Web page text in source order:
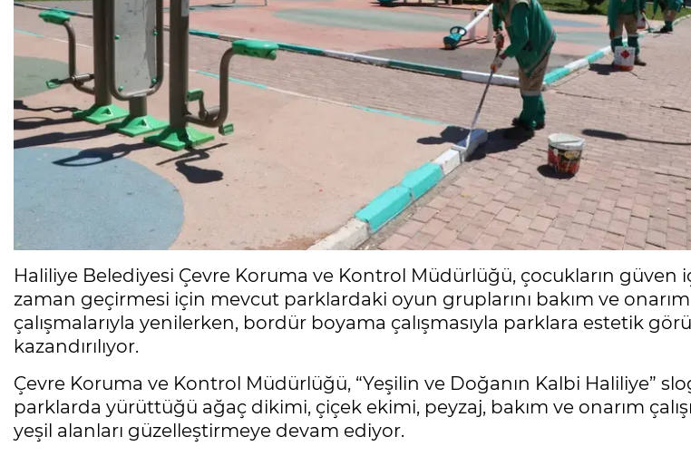
Haliliye Belediyesi Çevre Koruma ve Kontrol Müdürlüğü, çocukların güven
zaman geçirmesi için mevcut parklardaki oyun gruplarını bakım ve onarım
çalışmalarıyla yenilerken, bordür boyama çalışmasıyla parklara estetik
kazandırılıyor.
Çevre Koruma ve Kontrol Müdürlüğü, “Yeşilin ve Doğanın Kalbi Haliliye”
parklarda yürüttüğü ağaç dikimi, çiçek ekimi, peyzaj, bakım ve onarım
yeşil alanları güzelleştirmeye devam ediyor.